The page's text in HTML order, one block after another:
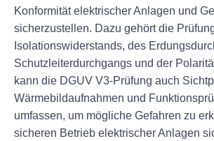
Konformität elektrischer Anlagen und
sicherzustellen. Dazu gehört die
Isolationswiderstands, des
Schutzleiterdurchgangs und der
kann die DGUV V3-Prüfung auch
Wärmebildaufnahmen und
umfassen, um mögliche Gefahren zu
sicheren Betrieb elektrischer Anlagen